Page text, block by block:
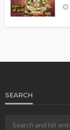
SEARCH